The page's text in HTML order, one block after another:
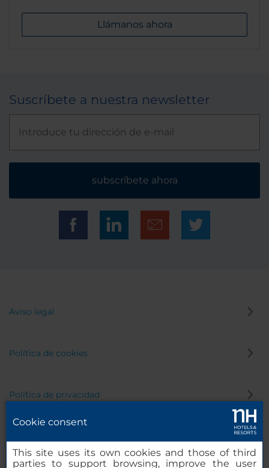
Llámanos ahora
Suscríbete a nuestra newsletter
subscríbete ahora
Aviso legal
Política de cookies
Política de privacidad
Cookie consent
This site uses its own cookies and those of third
parties to support browsing, improve the user